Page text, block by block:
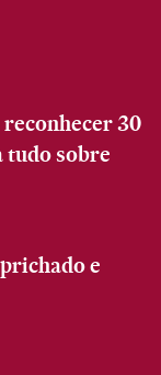
30
tudo sobre
e